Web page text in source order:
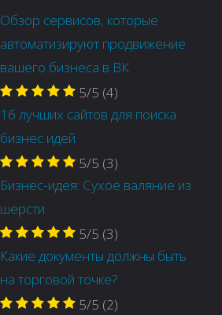
Обзор сервисов, которые
автоматизируют продвижение
вашего бизнеса в ВК
5/5 (4)
16 лучших сайтов для поиска
бизнес идей
5/5 (3)
Бизнес-идея: Сухое валяние из
шерсти
5/5 (3)
Какие документы должны быть
на торговой точке?
5/5 (2)